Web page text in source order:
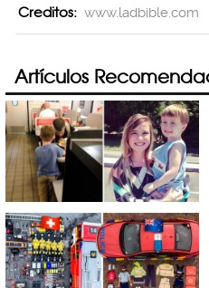
Creditos: www.ladbible.com
Artículos